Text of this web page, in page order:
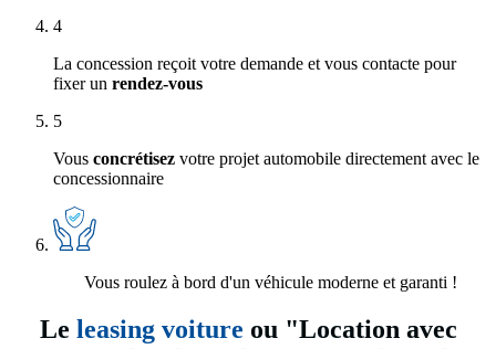
4
La concession reçoit votre demande et vous contacte pour
fixer un rendez-vous
5
Vous concrétisez votre projet automobile directement avec le
concessionnaire
Vous roulez à bord d'un véhicule moderne et garanti !
Le leasing voiture ou "Location avec